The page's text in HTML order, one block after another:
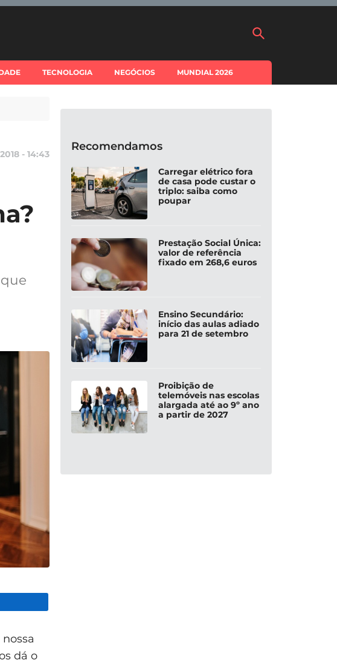
TECNOLOGIA NEGÓCIOS MUNDIAL 2026
- 14:43
dá o
Recomendamos
Carregar elétrico fora
de casa pode custar o
triplo: saiba como
poupar
Prestação Social Única:
valor de referência
fixado em 268,6 euros
Ensino Secundário:
início das aulas adiado
para 21 de setembro
Proibição de
telemóveis nas escolas
alargada até ao 9º ano
a partir de 2027